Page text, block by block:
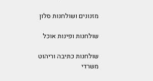
מזנונים ושולחנות סלון
שולחנות ופינות אוכל
שולחנות כתיבה וריהוט
משרדי